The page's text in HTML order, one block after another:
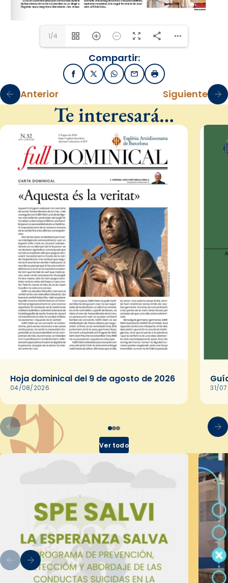
1/4
Compartir:
FacebookX / TwitterWhatsApp
EmailImprimir
Anterior Siguiente
Te interesará…
Hoja dominical del 9 de agosto de 2026
04/08/2026 31/
Ver todo